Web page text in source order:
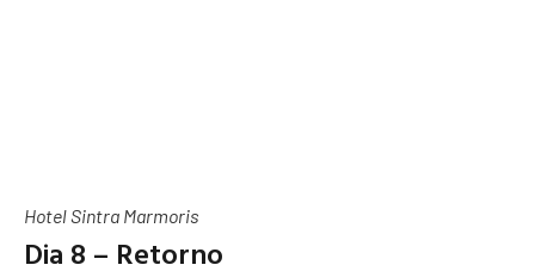
Hotel Sintra Marmoris
Dia 8 – Retorno